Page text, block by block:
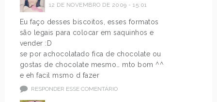
12 DE NOVEMBRO DE 2009 - 15:01
Eu faço desses biscoitos, esses formatos
são legais para colocar em saquinhos e
vender :D
se por achocolatado fica de chocolate ou
gostas de chocolate mesmo… mto bom ^^
e eh facil msmo d fazer
RESPONDER ESSE COMENTÁRIO